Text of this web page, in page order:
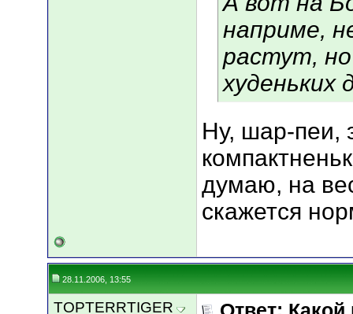
наприме,
растут,
худеньких
Ну, шар-пеи,
думаю, на
скажется
28.11.2006, 13:55
TOPTERRTIGER